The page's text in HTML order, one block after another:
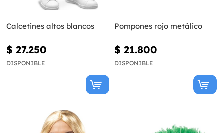
Calcetines altos blancos
$ 27.250
DISPONIBLE
Pompones rojo metálico
$ 21.800
DISPONIBLE